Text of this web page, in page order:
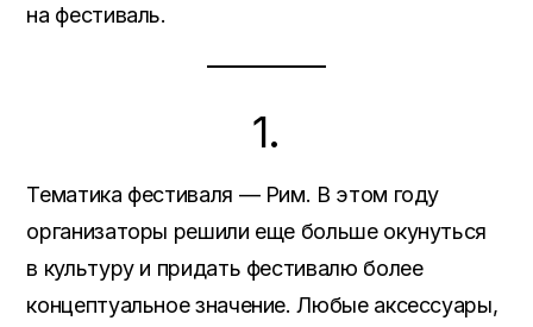
на фестиваль.
1.
Тематика фестиваля — Рим. В этом году
организаторы решили еще больше окунуться
в культуру и придать фестивалю более
концептуальное значение. Любые аксессуары,